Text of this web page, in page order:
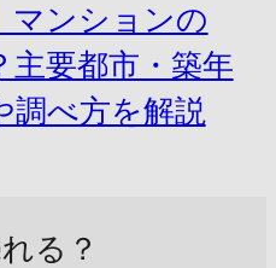
マンションの
主要都市・築年
調べ方を解説
る？